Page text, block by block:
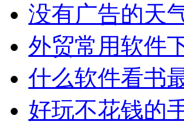
没有广告的天
外贸常用软件
什么软件看书
好玩不花钱的